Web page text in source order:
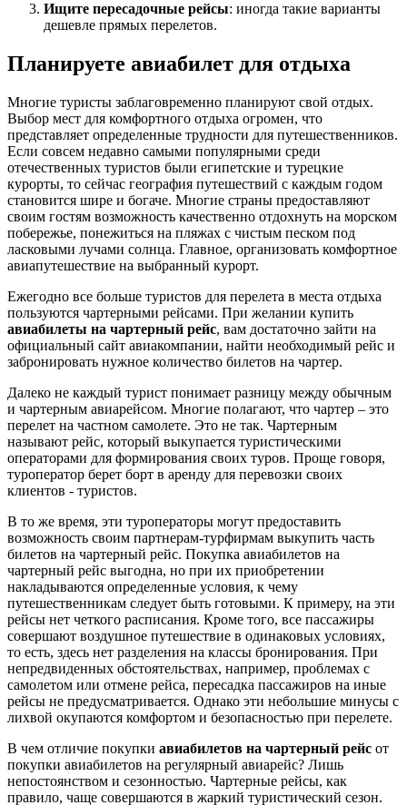
Ищите пересадочные рейсы: иногда такие варианты
дешевле прямых перелетов.
Планируете авиабилет для отдыха
Многие туристы заблаговременно планируют свой отдых.
Выбор мест для комфортного отдыха огромен, что
представляет определенные трудности для путешественников.
Если совсем недавно самыми популярными среди
отечественных туристов были египетские и турецкие
курорты, то сейчас география путешествий с каждым годом
становится шире и богаче. Многие страны предоставляют
своим гостям возможность качественно отдохнуть на морском
побережье, понежиться на пляжах с чистым песком под
ласковыми лучами солнца. Главное, организовать комфортное
авиапутешествие на выбранный курорт.
Ежегодно все больше туристов для перелета в места отдыха
пользуются чартерными рейсами. При желании купить
авиабилеты на чартерный рейс, вам достаточно зайти на
официальный сайт авиакомпании, найти необходимый рейс и
забронировать нужное количество билетов на чартер.
Далеко не каждый турист понимает разницу между обычным
и чартерным авиарейсом. Многие полагают, что чартер – это
перелет на частном самолете. Это не так. Чартерным
называют рейс, который выкупается туристическими
операторами для формирования своих туров. Проще говоря,
туроператор берет борт в аренду для перевозки своих
клиентов - туристов.
В то же время, эти туроператоры могут предоставить
возможность своим партнерам-турфирмам выкупить часть
билетов на чартерный рейс. Покупка авиабилетов на
чартерный рейс выгодна, но при их приобретении
накладываются определенные условия, к чему
путешественникам следует быть готовыми. К примеру, на эти
рейсы нет четкого расписания. Кроме того, все пассажиры
совершают воздушное путешествие в одинаковых условиях,
то есть, здесь нет разделения на классы бронирования. При
непредвиденных обстоятельствах, например, проблемах с
самолетом или отмене рейса, пересадка пассажиров на иные
рейсы не предусматривается. Однако эти небольшие минусы с
лихвой окупаются комфортом и безопасностью при перелете.
В чем отличие покупки авиабилетов на чартерный рейс от
покупки авиабилетов на регулярный авиарейс? Лишь
непостоянством и сезонностью. Чартерные рейсы, как
правило, чаще совершаются в жаркий туристический сезон.